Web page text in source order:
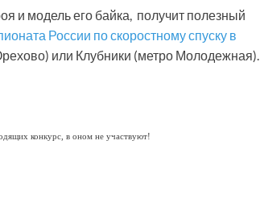
и модель его байка, получит полезный
России по скоростному спуску в
или Клубники (метро Молодежная).
конкурс, в оном не участвуют!